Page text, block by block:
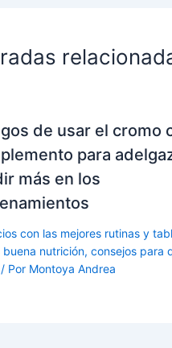
de usar el cromo
para
más en los
con las mejores rutinas y
nutrición, consejos para
/ Por Montoya Andrea